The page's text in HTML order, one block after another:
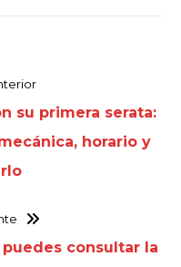
su primera serata:
horario y
consultar la